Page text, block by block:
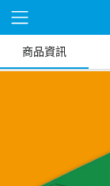
商品資訊